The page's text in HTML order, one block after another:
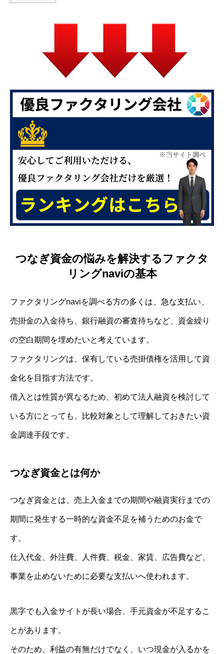
つなぎ資金の悩みを解決するファクタ
リングnaviの基本
ファクタリングnaviを調べる方の多くは、急な支払い、
売掛金の入金待ち、銀行融資の審査待ちなど、資金繰り
の空白期間を埋めたいと考えています。
ファクタリングは、保有している売掛債権を活用して資
金化を目指す方法です。
借入とは性質が異なるため、初めて法人融資を検討して
いる方にとっても、比較対象として理解しておきたい資
金調達手段です。
つなぎ資金とは何か
つなぎ資金とは、売上入金までの期間や融資実行までの
期間に発生する一時的な資金不足を補うためのお金で
す。
仕入代金、外注費、人件費、税金、家賃、広告費など、
事業を止めないために必要な支払いへ使われます。
黒字でも入金サイトが長い場合、手元資金が不足するこ
とがあります。
そのため、利益の有無だけでなく、いつ現金が入るかを